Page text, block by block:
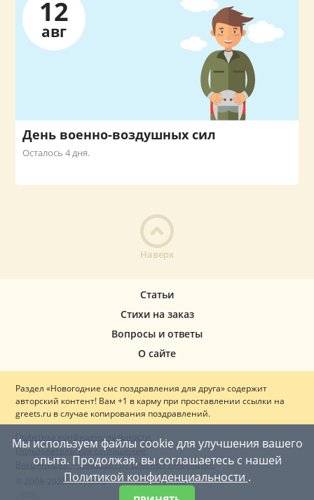
12
авг
День военно-воздушных сил
Осталось 4 дня.
Наверх
Мы используем файлы cookie для улучшения вашего
опыта. Продолжая, вы соглашаетесь с нашей
Политикой конфиденциальности .
Статьи
Стихи на заказ
Вопросы и ответы
О сайте
Раздел «Новогодние смс поздравления для друга» содержит
авторский контент! Вам +1 в карму при проставлении ссылки на
greets.ru в случае копирования поздравлений.
Политика конфиденциальности
Пользовательское соглашение
Вакцинация — ваш щит от опасных инфекций!
© 2008-2026 Greets.ru